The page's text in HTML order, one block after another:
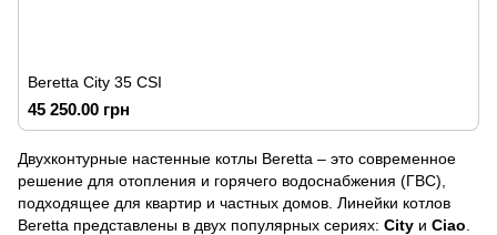
Beretta City 35 CSI
45 250.00 грн
Двухконтурные настенные котлы Beretta – это современное
решение для отопления и горячего водоснабжения (ГВС),
подходящее для квартир и частных домов. Линейки котлов
Beretta представлены в двух популярных сериях: City и Ciao